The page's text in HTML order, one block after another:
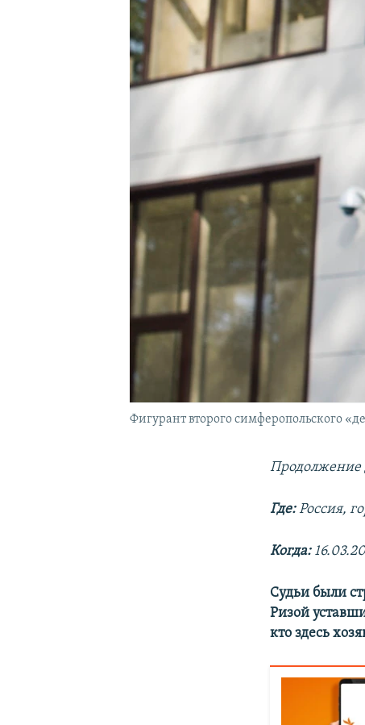
КРЫМ.НЕПОКОРЕННЫЙ
УКРАИНСКАЯ ПРОБЛЕМА КРЫМА
Фигурант второго симферопольского
Продолжение
Где:Россия,
Когда:
Судьи были
Ризой
кто здесь